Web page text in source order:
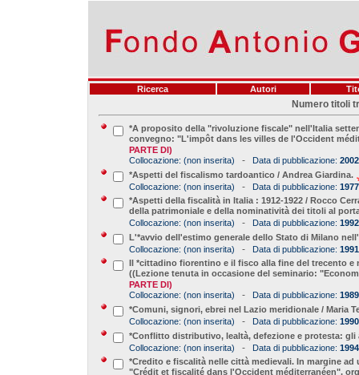
Ricerca Autori
Numero titoli
*A proposito della "rivoluzione fiscale" nell'Italia
convegno: "L'impôt dans les villes de l'Occident
PARTE DI)
Collocazione: (non inserita) - Data di pubblicazione: 2002
*Aspetti del fiscalismo tardoantico / Andrea Giardina.
Collocazione: (non inserita) - Data di pubblicazione: 1977
*Aspetti della fiscalità in Italia : 1912-1922 / Rocco
della patrimoniale e della nominatività dei titoli al
Collocazione: (non inserita) - Data di pubblicazione: 1992
L'*avvio dell'estimo generale dello Stato di Milano
Collocazione: (non inserita) - Data di pubblicazione: 1991
Il *cittadino fiorentino e il fisco alla fine del trecento
((Lezione tenuta in occasione del seminario:
PARTE DI)
Collocazione: (non inserita) - Data di pubblicazione: 1989
*Comuni, signori, ebrei nel Lazio meridionale / Maria
Collocazione: (non inserita) - Data di pubblicazione: 1990
*Conflitto distributivo, lealtà, defezione e protesta: gli
Collocazione: (non inserita) - Data di pubblicazione: 1994
*Credito e fiscalità nelle città medievali. In margine
"Crédit et fiscalité dans l'Occident méditerranéen",